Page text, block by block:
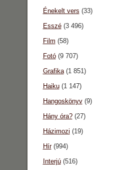
Énekelt vers (33)
Esszé(3 496)
Film (58)
Fotó(9 707)
Grafika(1 851)
Haiku(1 147)
Hangoskönyv(9)
Hány óra?(27)
Házimozi (19)
Hír(994)
Interjú(516)